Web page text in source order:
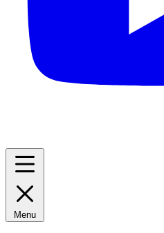
Menu